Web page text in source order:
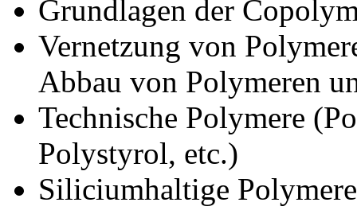
Grundlagen der
Vernetzung von
Abbau von Polymeren
Technische Polymere
Polystyrol, etc.)
Siliciumhaltige